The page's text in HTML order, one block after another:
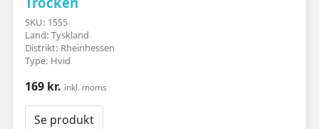
SKU: 1555
Land: Tyskland
Distrikt: Rheinhessen
Type: Hvid
169 kr. inkl. moms
Se produkt